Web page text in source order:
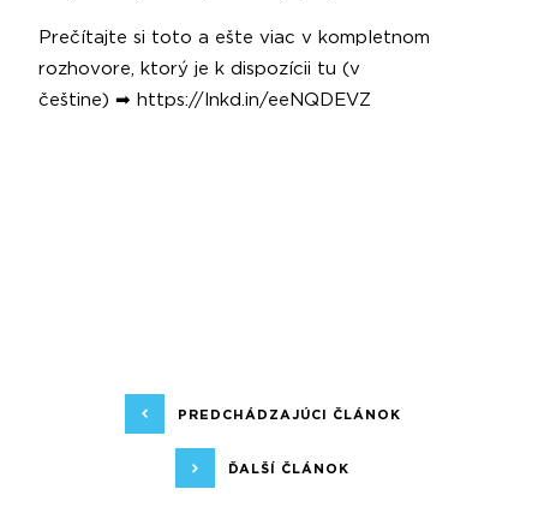
Prečítajte si toto a ešte viac v kompletnom
rozhovore, ktorý je k dispozícii tu (v
češtine) ➡ https://lnkd.in/eeNQDEVZ
PREDCHÁDZAJÚCI ČLÁNOK
ĎALŠÍ ČLÁNOK